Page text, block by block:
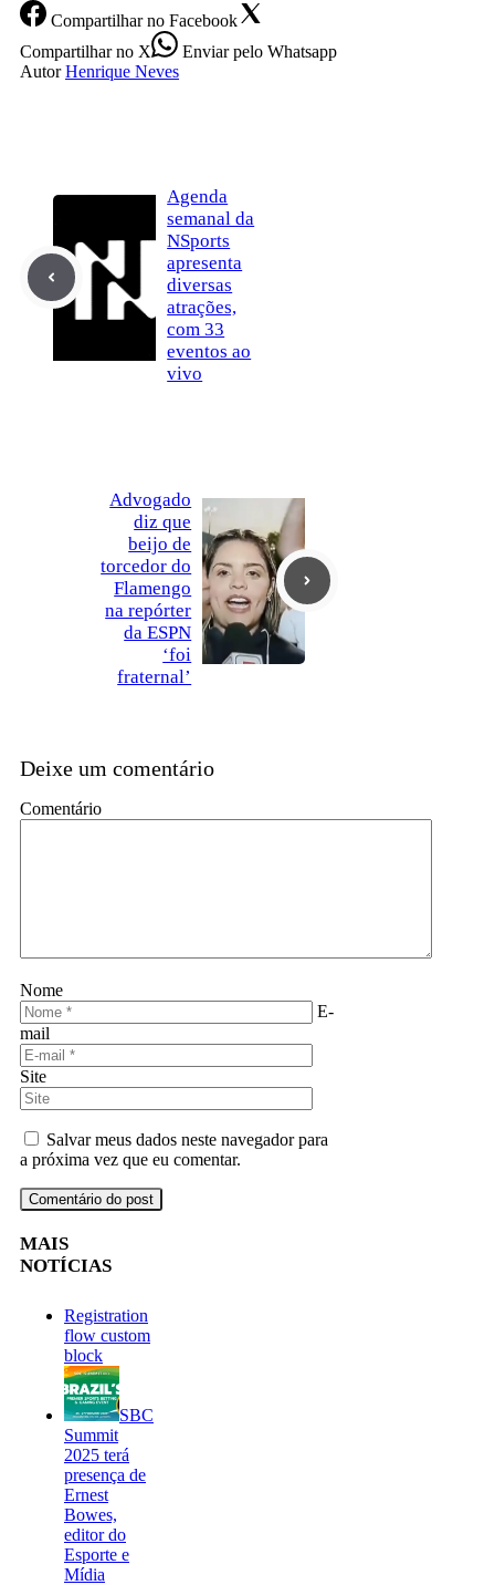
Compartilharno Facebook
Compartilharno X Enviarpelo Whatsapp
Autor Henrique Neves
Agenda
semanal da
NSports
apresenta
diversas
atrações,
com 33
eventos ao
vivo
Advogado
diz que
beijo de
torcedor do
Flamengo
na repórter
da ESPN
‘foi
fraternal’
Deixe um comentário
Comentário
Nome
E-
mail
Site
Salvar meus dados neste navegador para
a próxima vez que eu comentar.
MAIS
NOTÍCIAS
Registration
flow custom
block
SBC
Summit
2025 terá
presença de
Ernest
Bowes,
editor do
Esporte e
Mídia